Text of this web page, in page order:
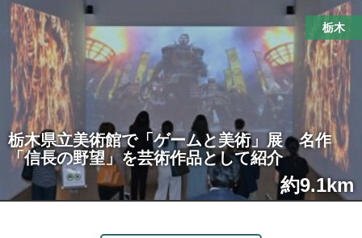
栃木
栃木県立美術館で「ゲームと美術」展 名作
「信長の野望」を芸術作品として紹介
約9.1km